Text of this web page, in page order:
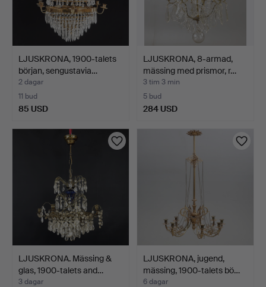
LJUSKRONA, 1900-talets
början, sengustavia…
2 dagar
11 bud
85 USD
LJUSKRONA, 8-armad,
mässing med prismor, r…
3 tim 3 min
5 bud
284 USD
LJUSKRONA. Mässing &
glas, 1900-talets and…
3 dagar
LJUSKRONA, jugend,
mässing, 1900-talets bö…
6 dagar